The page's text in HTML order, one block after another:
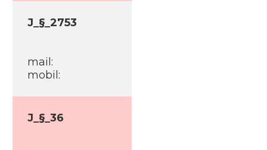
J_§_2753
mail:
mobil:
J_§_36